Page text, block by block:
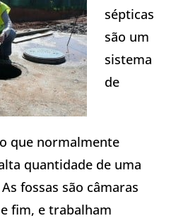
sépticas
são um
sistema
de
que normalmente
quantidade de uma
fossas são câmaras
fim, e trabalham